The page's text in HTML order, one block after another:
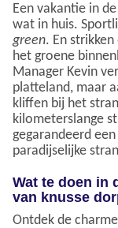
Een vakantie in
wat in huis.
green. En
het groene
Manager Kevin
platteland, maar
kliffen bij het
kilometerslange
gegarandeerd
paradijselijke
Wat te doen in
van knusse
Ontdek de